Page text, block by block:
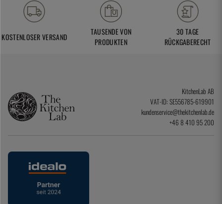
KOSTENLOSER VERSAND
TAUSENDE VON
PRODUKTEN
30 TAGE
RÜCKGABERECHT
KitchenLab AB
VAT-ID: SE556785-619901
kundenservice@thekitchenlab.de
+46 8 410 95 200